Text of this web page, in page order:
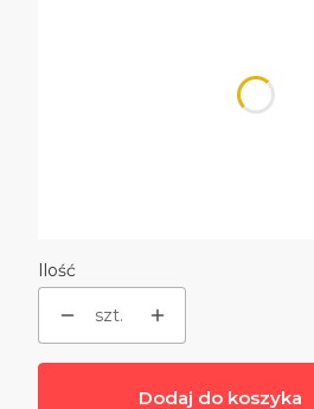
Ilość
szt.
Dodaj do koszyka